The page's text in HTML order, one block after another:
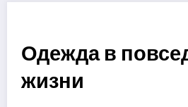
Одежда в
жизни